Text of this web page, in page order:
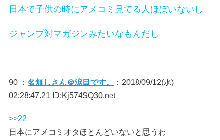
日本で子供の時にアメコミ見てる人ほぼいないし
ジャンプ対マガジンみたいなもんだし
90 ： 名無しさん＠涙目です。
：2018/09/12(水)
02:28:47.21 ID:Kj574SQ30.net
>>22
日本にアメコミオタほとんどいないと思うわ